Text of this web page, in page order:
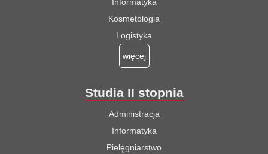
Kosmetologia
Logistyka
więcej
Studia II stopnia
Administracja
Informatyka
Pielęgniarstwo